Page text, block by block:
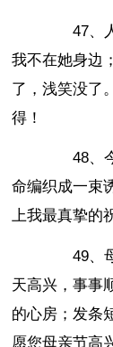
47、人
我不在她身边
了，浅笑没了
得！
48、今
命编织成一束
上我最真挚的
49、母
天高兴，事事
的心房；发条
愿您母亲节高